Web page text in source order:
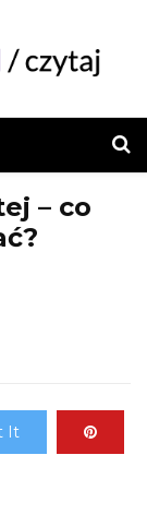
– co
It